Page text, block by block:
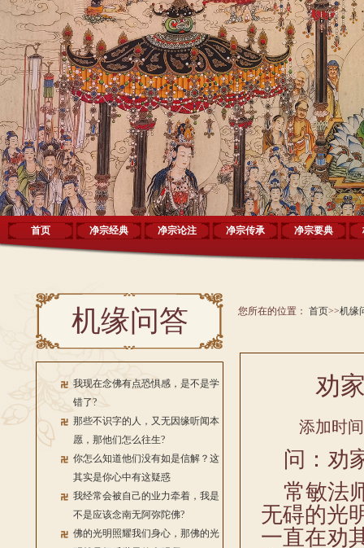
首页 净宗经典 净宗论注 净宗传承 净宗要典
机缘问答
我现在念佛有点恐惧感，是不是学
错了?
那些不识字的人，又无因缘听闻本
愿，那他们怎么往生?
你怎么知道他们没有如是信解？这
其实是你心中有这疑惑
我经常会被自己的业力牵着，我是
不是应该念南无阿弥陀佛?
佛的光明照耀我们身心，那佛的光
您所在的位置： 首页>>机缘
劝
添加时
问：劝
常敏法
无碍的光
一直在劝